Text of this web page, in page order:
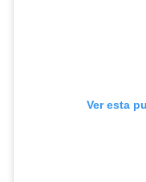
Ver esta